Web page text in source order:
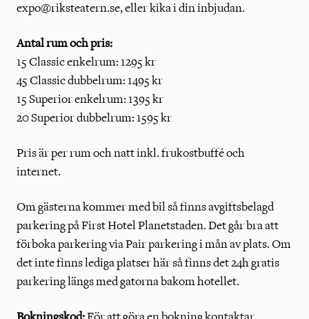
expo@riksteatern.se, eller kika i din inbjudan.
Antal rum och pris:
15 Classic enkelrum: 1295 kr
45 Classic dubbelrum: 1495 kr
15 Superior enkelrum: 1395 kr
20 Superior dubbelrum: 1595 kr
Pris är per rum och natt inkl. frukostbuffé och
internet.
Om gästerna kommer med bil så finns avgiftsbelagd
parkering på First Hotel Planetstaden. Det går bra att
förboka parkering via Pair parkering i mån av plats. Om
det inte finns lediga platser här så finns det 24h gratis
parkering längs med gatorna bakom hotellet.